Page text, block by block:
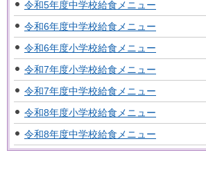
令和5年度中学校給食メニュー
令和6年度中学校給食メニュー
令和6年度小学校給食メニュー
令和7年度小学校給食メニュー
令和7年度中学校給食メニュー
令和8年度小学校給食メニュー
令和8年度中学校給食メニュー